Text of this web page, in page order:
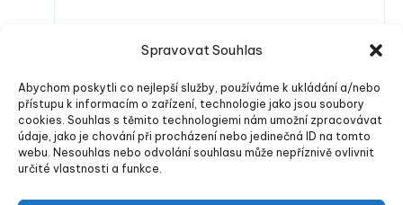
Spravovat Souhlas
Abychom poskytli co nejlepší služby, používáme k ukládání a/nebo
přístupu k informacím o zařízení, technologie jako jsou soubory
cookies. Souhlas s těmito technologiemi nám umožní zpracovávat
údaje, jako je chování při procházení nebo jedinečná ID na tomto
webu. Nesouhlas nebo odvolání souhlasu může nepříznivě ovlivnit
určité vlastnosti a funkce.